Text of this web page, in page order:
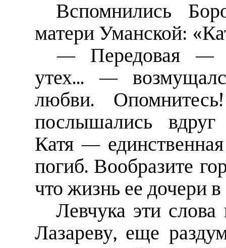
Вспомнились
матери Уманской:
— Передовая —
утех... —
любви.
послышались
Катя —
погиб. Вообразите
что жизнь ее дочери в
Левчука эти
Лазареву, еще